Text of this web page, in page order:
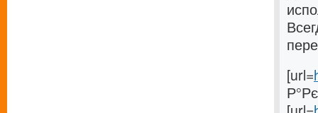
[url=